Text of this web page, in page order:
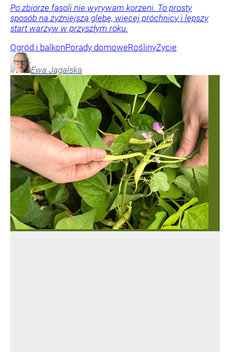
Po zbiorze fasoli nie wyrywam korzeni. To prosty
sposób na żyźniejszą glebę, więcej próchnicy i lepszy
start warzyw w przyszłym roku.
Ogród i balkonPorady domoweRoślinyŻycie
Ewa Jagalska